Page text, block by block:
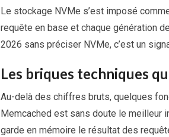
Le stockage NVMe s’est imposé
requête en base et chaque génération
2026 sans préciser NVMe, c’est un
Les briques techniques
Au-delà des chiffres bruts, quelques
Memcached est sans doute le meilleur
garde en mémoire le résultat des